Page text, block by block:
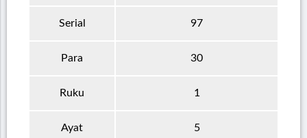
Serial 97
Para 30
Ruku 1
Ayat 5